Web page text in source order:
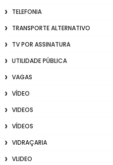
TELEFONIA
TRANSPORTE ALTERNATIVO
TV POR ASSINATURA
UTILIDADE PÚBLICA
VAGAS
VÍDEO
VIDEOS
VÍDEOS
VIDRAÇARIA
VLIDEO